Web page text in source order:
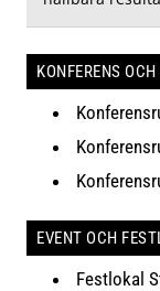
KONFERENS
EVENT OCH
Festlokal